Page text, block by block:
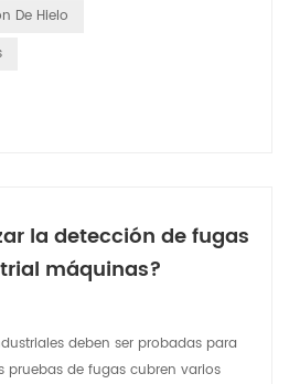
De Hielo
la detección de fugas
máquinas?
deben ser probadas para
pruebas de fugas cubren varios